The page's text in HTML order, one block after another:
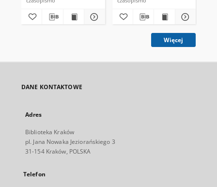
Więcej
DANE KONTAKTOWE
Adres
Biblioteka Kraków
pl. Jana Nowaka Jeziorańskiego 3
31-154 Kraków, POLSKA
Telefon